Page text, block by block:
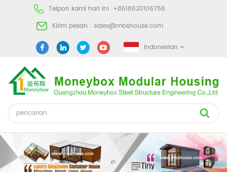
Telpon kami hari ini :+8618620106756
Kirim pesan : sales@mbshouse.com
Indonesian